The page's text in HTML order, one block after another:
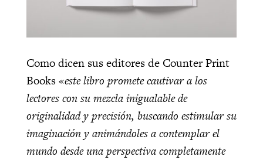
Como dicen sus editores de Counter Print
Books«este libro promete cautivar a los
lectores con su mezcla inigualable de
originalidad y precisión, buscando estimular su
imaginación y animándoles a contemplar el
mundo desde una perspectiva completamente